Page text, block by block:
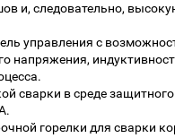
и, следовательно,
управления с
напряжения,
сварки в среде защитного
горелки для сварки